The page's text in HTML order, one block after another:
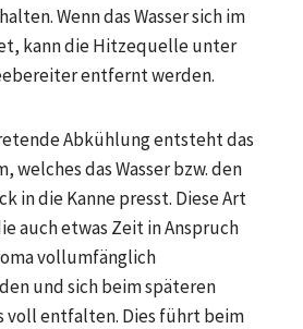
Wenn das Wasser sich im
kann die Hitzequelle unter
entfernt werden.
Abkühlung entsteht das
welches das Wasser bzw. den
in die Kanne presst. Diese Art
auch etwas Zeit in Anspruch
vollumfänglich
und sich beim späteren
voll entfalten. Dies führt beim